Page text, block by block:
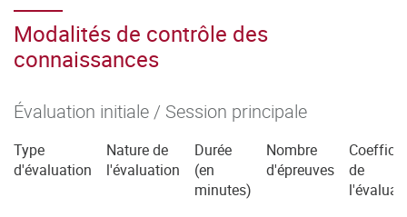
Modalités de contrôle des
connaissances
Évaluation initiale / Session principale
Type
d'évaluation
Nature de
l'évaluation
Durée
(en
minutes)
Nombre
d'épreuves
de